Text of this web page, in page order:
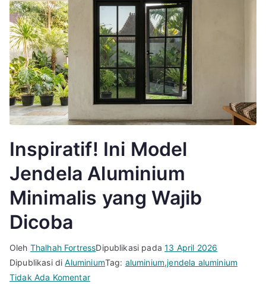
Inspiratif! Ini Model
Jendela Aluminium
Minimalis yang Wajib
Dicoba
Oleh Thalhah FortressDipublikasi pada13 April 2026
Dipublikasi diAluminiumTag: aluminium,jendela aluminium
Tidak Ada Komentarpada